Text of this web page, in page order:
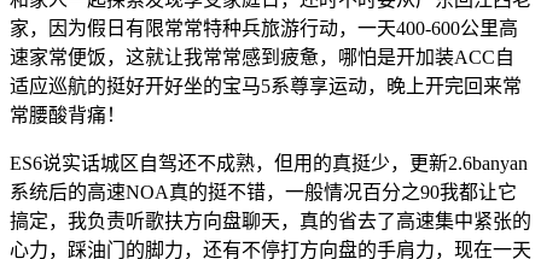
家，因为假日有限常常特种兵旅游行动，一天400-600公里高
速家常便饭，这就让我常常感到疲惫，哪怕是开加装ACC自
适应巡航的挺好开好坐的宝马5系尊享运动，晚上开完回来常
常腰酸背痛！
ES6说实话城区自驾还不成熟，但用的真挺少，更新2.6banyan
系统后的高速NOA真的挺不错，一般情况百分之90我都让它
搞定，我负责听歌扶方向盘聊天，真的省去了高速集中紧张的
心力，踩油门的脚力，还有不停打方向盘的手肩力，现在一天